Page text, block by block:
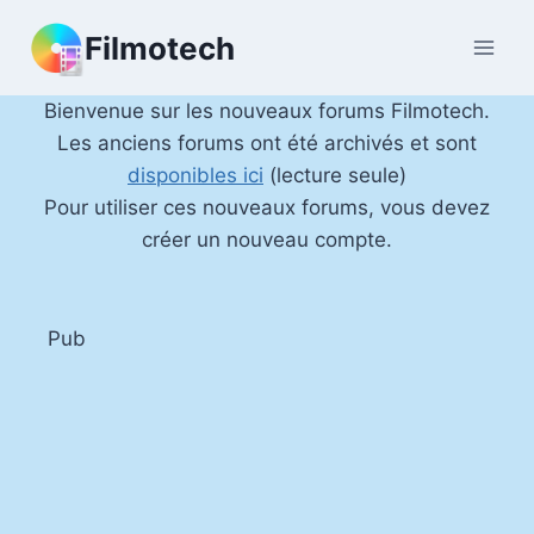
contenu
Filmotech
Bienvenue sur les nouveaux forums Filmotech.
Les anciens forums ont été archivés et sont
disponibles ici (lecture seule)
Pour utiliser ces nouveaux forums, vous devez
créer un nouveau compte.
Pub